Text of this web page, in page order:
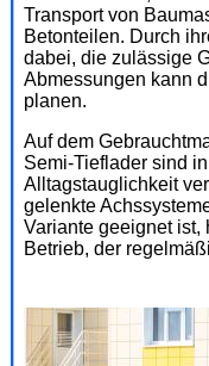
Transport von
Betonteilen. Durch
dabei, die zulässige
Abmessungen kann
planen.
Auf dem
Semi-Tieflader sind
Alltagstauglichkeit
gelenkte
Variante geeignet ist,
Betrieb, der